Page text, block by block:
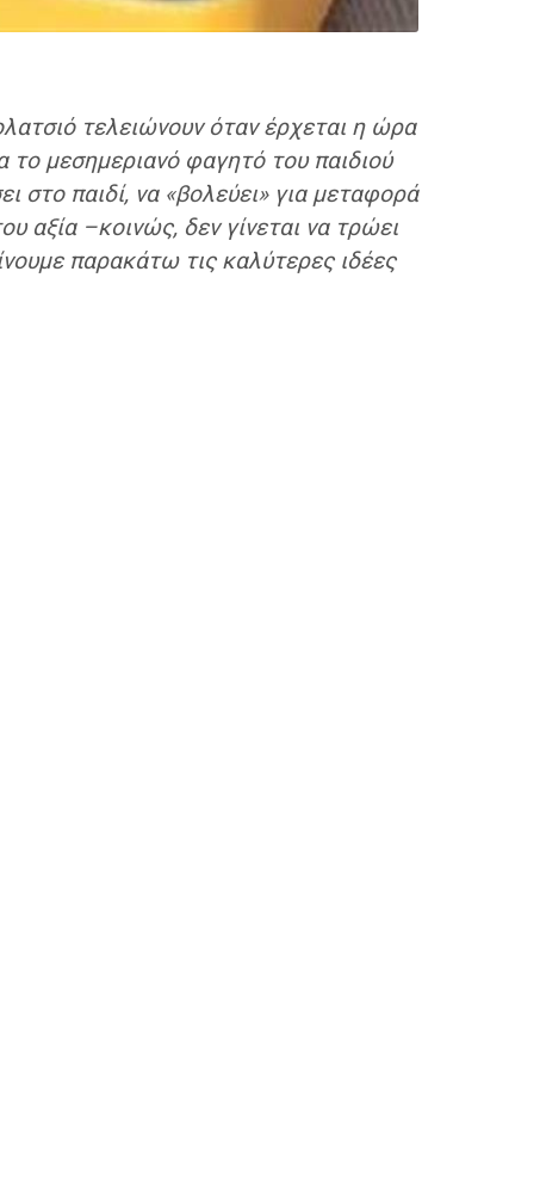
τελειώνουν όταν έρχεται η ώρα
το μεσημεριανό φαγητό του παιδιού
στο παιδί, να «βολεύει» για μεταφορά
αξία –κοινώς, δεν γίνεται να τρώει
παρακάτω τις καλύτερες ιδέες